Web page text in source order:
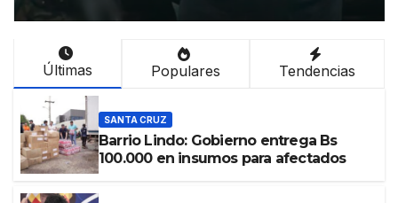
Últimas Populares Tendencias
SANTA CRUZ
Barrio Lindo: Gobierno entrega Bs
100.000 en insumos para afectados